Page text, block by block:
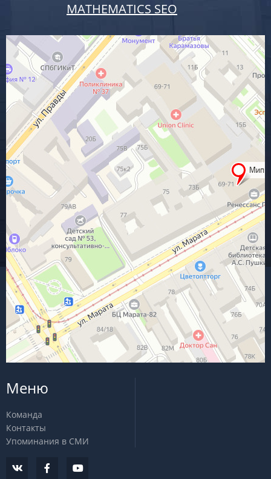
MATHEMATICS SEO
Меню
Команда
Контакты
Упоминания в СМИ